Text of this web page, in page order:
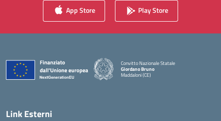
App Store Play Store
Convitto Nazionale Statale
Giordano Bruno
Maddaloni (CE)
Link Esterni